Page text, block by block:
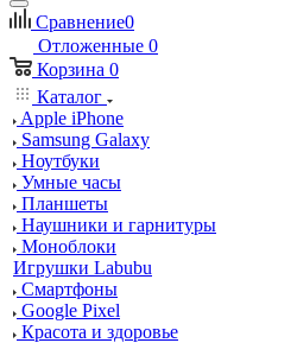
Сравнение0
Отложенные 0
Корзина 0
Каталог
Apple iPhone
Samsung Galaxy
Ноутбуки
Умные часы
Планшеты
Наушники и гарнитуры
Моноблоки
Игрушки Labubu
Смартфоны
Google Pixel
Красота и здоровье